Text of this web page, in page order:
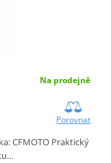
Na prodejně
Porovnat
CFMOTO Praktický